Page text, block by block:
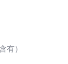
有）